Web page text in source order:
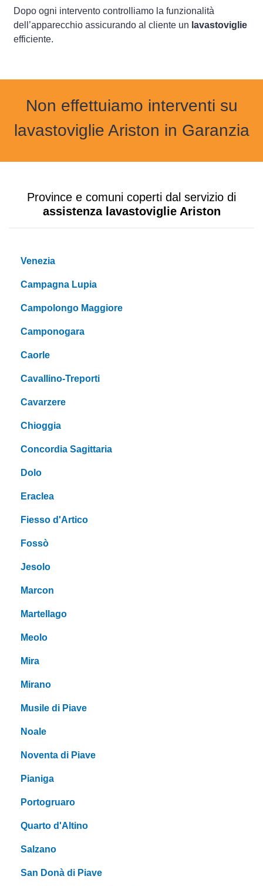
Dopo ogni intervento controlliamo la funzionalità
dell’apparecchio assicurando al cliente un lavastoviglie
efficiente.
Non effettuiamo interventi su
lavastoviglie Ariston in Garanzia
Province e comuni coperti dal servizio di
assistenza lavastoviglie Ariston
Venezia
Campagna Lupia
Campolongo Maggiore
Camponogara
Caorle
Cavallino-Treporti
Cavarzere
Chioggia
Concordia Sagittaria
Dolo
Eraclea
Fiesso d'Artico
Fossò
Jesolo
Marcon
Martellago
Meolo
Mira
Mirano
Musile di Piave
Noale
Noventa di Piave
Pianiga
Portogruaro
Quarto d'Altino
Salzano
San Donà di Piave